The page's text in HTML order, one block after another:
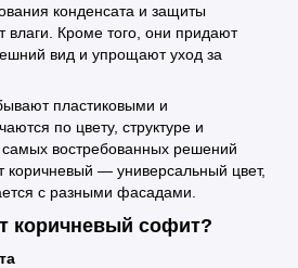
конденсата и защиты
влаги. Кроме того, они придают
вид и упрощают уход за
пластиковыми и
по цвету, структуре и
востребованных решений
коричневый — универсальный цвет,
с разными фасадами.
коричневый софит?